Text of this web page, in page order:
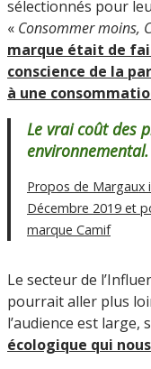
sélectionnés pour
« Consommer moins,
marque était de
conscience de la
à une
Le vrai coût des
Propos de Margaux
Décembre 2019 et
marque Camif
Le secteur de
pourrait aller plus
l’audience est large,
écologique qui